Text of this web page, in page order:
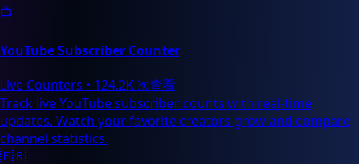
📺
YouTube Subscriber Counter
Live Counters • 124.2K 次查看
Track live YouTube subscriber counts with real-time
updates. Watch your favorite creators grow and compare
channel statistics.
🇫🇷